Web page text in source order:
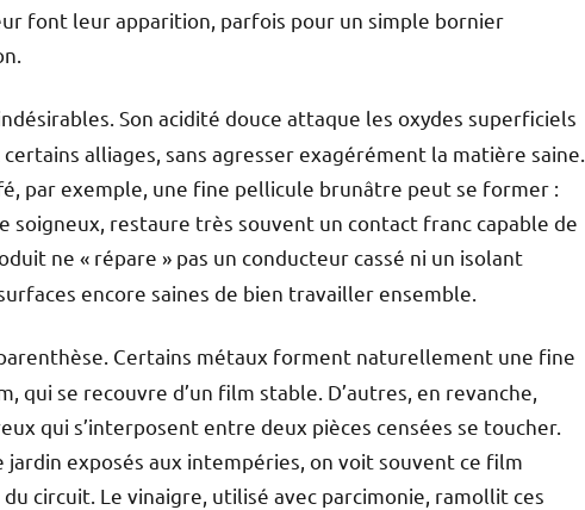
font leur apparition, parfois pour un simple bornier
Son acidité douce attaque les oxydes superficiels
alliages, sans agresser exagérément la matière saine.
par exemple, une fine pellicule brunâtre peut se former :
soigneux, restaure très souvent un contact franc capable de
ne « répare » pas un conducteur cassé ni un isolant
encore saines de bien travailler ensemble.
Certains métaux forment naturellement une fine
qui se recouvre d’un film stable. D’autres, en revanche,
qui s’interposent entre deux pièces censées se toucher.
exposés aux intempéries, on voit souvent ce film
circuit. Le vinaigre, utilisé avec parcimonie, ramollit ces